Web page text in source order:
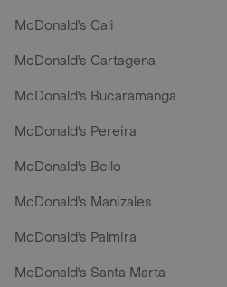
McDonald's Cali
McDonald's Cartagena
McDonald's Bucaramanga
McDonald's Pereira
McDonald's Bello
McDonald's Manizales
McDonald's Palmira
McDonald's Santa Marta